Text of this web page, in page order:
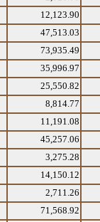
12,123.90
47,513.03
73,935.49
35,996.97
25,550.82
8,814.77
11,191.08
45,257.06
3,275.28
14,150.12
2,711.26
71,568.92